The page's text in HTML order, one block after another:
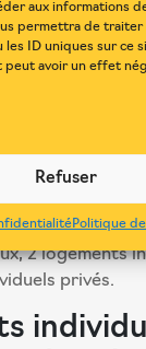
aux informations
permettra de
ID uniques sur ce
peut avoir un effet
Refuser
Politique
à Dolus
suivi de
réglementé)
2 logements
privés.